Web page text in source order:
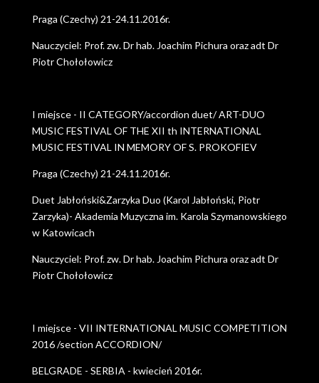
Praga (Czechy) 21-24.11.2016r.
Nauczyciel: Prof. zw. Dr hab. Joachim Pichura oraz adt Dr
Piotr Chołołowicz
I miejsce - II CATEGORY/accordion duet/ ART-DUO
MUSIC FESTIVAL OF THE XII th INTERNATIONAL
MUSIC FESTIVAL IN MEMORY OF S. PROKOFIEV
Praga (Czechy) 21-24.11.2016r.
Duet Jabłoński&Zarzyka Duo (Karol Jabłoński, Piotr
Zarzyka)- Akademia Muzyczna im. Karola Szymanowskiego
w Katowicach
Nauczyciel: Prof. zw. Dr hab. Joachim Pichura oraz adt Dr
Piotr Chołołowicz
I miejsce - VII INTERNATIONAL MUSIC COMPETITION
2016 /section ACCORDION/
BELGRADE - SERBIA - kwiecień 2016r.